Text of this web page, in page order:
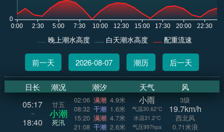
晚上潮水高度 白天潮水高度 配重流速
前一天 2026-08-07 潮历 后一天
日长 潮况 潮汐 天气 风
05:17
~
18:40
廿五
小潮
死汛
02:06 满潮 4.9米
08:32 干潮 1.6米
15:20 满潮 4.7米
21:08 干潮 2.6米
小雨
气温30.62°C
水温31.2°C
气压997hpa
3级
19.7km/h
西北风
0.71米浪